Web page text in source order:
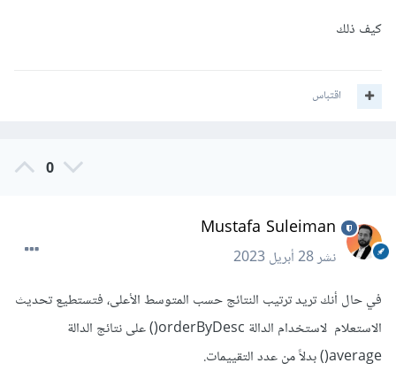
كيف ذلك
اقتباس
0
Mustafa Suleiman
نشر28 أبريل 2023
في حال أنك تريد ترتيب النتائج حسب المتوسط الأعلى، فتستطيع تحديث
الاستعلام لاستخدام الدالة orderByDesc() على نتائج الدالة
average() بدلاً من عدد التقييمات.